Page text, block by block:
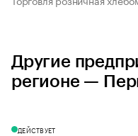
Другие
регионе —
ДЕЙСТВУЕТ